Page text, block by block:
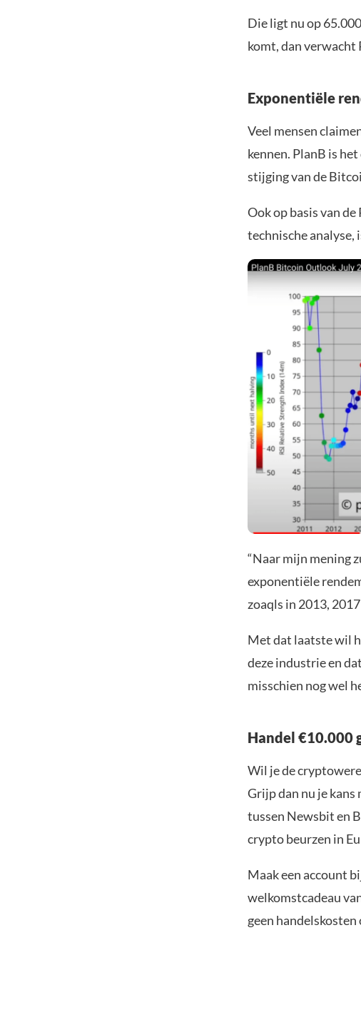
Die ligt nu op
komt, dan verwacht
Exponentiële
Veel mensen
kennen. PlanB is
stijging van de
Ook op basis van
technische analyse,
“Naar mijn mening
exponentiële
zoaqls in 2013,
Met dat laatste wil
deze industrie en
misschien nog wel
Handel €10.000
Wil je de
Grijp dan nu je kans
tussen Newsbit en
crypto beurzen in
Maak een account
welkomstcadeau
geen